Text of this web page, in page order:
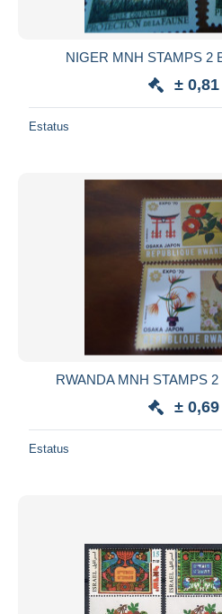
NIGER MNH STAMPS 2
±
Estatus
RWANDA MNH STAMPS
±
Estatus